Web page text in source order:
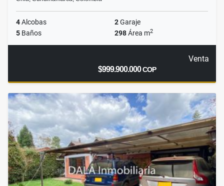
4Alcobas 2Garaje
5 Baños 298Área m2
Venta
$999.900.000COP